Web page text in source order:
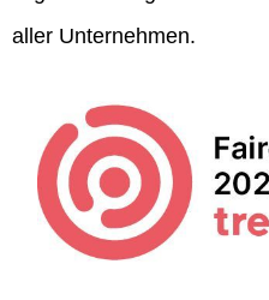
aller Unternehmen.